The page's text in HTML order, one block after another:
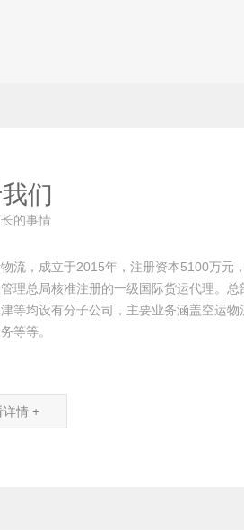
们
的事情
流，成立于2015年，注册资本5100万元
理总局核准注册的一级国际货运代理。
等均设有分子公司，主要业务涵盖空运
等等。
详情 +